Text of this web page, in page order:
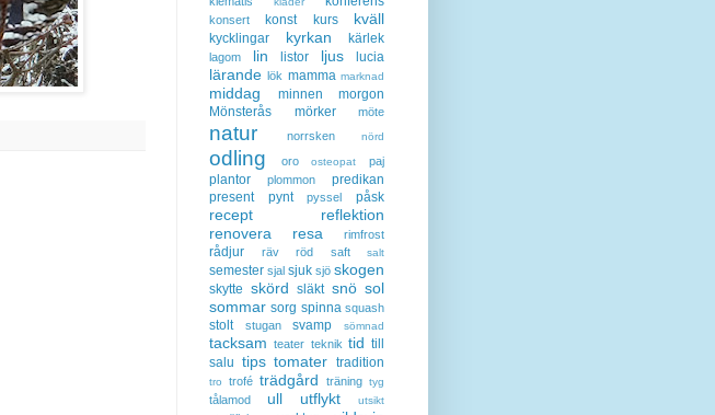
konsert konst kurs kväll
kycklingar kyrkan kärlek
lagom lin listor ljus lucia
lärande lök mamma marknad
middag minnen
morgon
Mönsterås
mörker möte
natur norrsken nörd
odling oro osteopat paj
plantor plommon
predikan
present
pynt pyssel påsk
recept
reflektion
renovera
resa rimfrost
rådjur räv röd saft salt
semester sjal sjuk sjö skogen
skytte skörd släkt snö sol
sommar sorg spinna squash
stolt stugan svamp sömnad
tacksam teater teknik tid till
salu tips tomater tradition
tro trofé trädgård träning tyg
tålamod ull utflykt utsikt